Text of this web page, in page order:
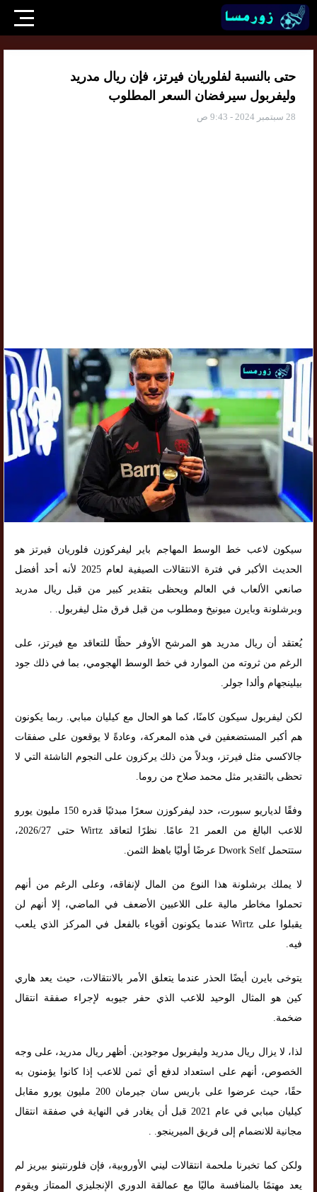
حتى بالنسبة لفلوريان فيرتز، فإن ريال مدريد
وليفربول سيرفضان السعر المطلوب
28 سبتمبر 2024 - 9:43 ص
سيكون لاعب خط الوسط المهاجم باير ليفركوزن فلوريان فيرتز هو
الحديث الأكبر في فترة الانتقالات الصيفية لعام 2025 لأنه أحد أفضل
صانعي الألعاب في العالم ويحظى بتقدير كبير من قبل ريال مدريد
وبرشلونة وبايرن ميونيخ ومطلوب من قبل فرق مثل ليفربول. .
يُعتقد أن ريال مدريد هو المرشح الأوفر حظًا للتعاقد مع فيرتز، على
الرغم من ثروته من الموارد في خط الوسط الهجومي، بما في ذلك جود
بيلينجهام وألدا جولر.
لكن ليفربول سيكون كامنًا، كما هو الحال مع كيليان مبابي. ربما يكونون
هم أكبر المستضعفين في هذه المعركة، وعادةً لا يوقعون على صفقات
جالاكسي مثل فيرتز، وبدلاً من ذلك يركزون على النجوم الناشئة التي لا
تحظى بالتقدير مثل محمد صلاح من روما.
وفقًا لدياريو سبورت، حدد ليفركوزن سعرًا مبدئيًا قدره 150 مليون يورو
للاعب البالغ من العمر 21 عامًا. نظرًا لتعاقد Wirtz حتى 2026/27،
ستتحمل Dwork Self عرضًا أوليًا باهظ الثمن.
لا يملك برشلونة هذا النوع من المال لإنفاقه، وعلى الرغم من أنهم
تحملوا مخاطر مالية على اللاعبين الأضعف في الماضي، إلا أنهم لن
يقبلوا على Wirtz عندما يكونون أقوياء بالفعل في المركز الذي يلعب
فيه.
يتوخى بايرن أيضًا الحذر عندما يتعلق الأمر بالانتقالات، حيث يعد هاري
كين هو المثال الوحيد للاعب الذي حفر جيوبه لإجراء صفقة انتقال
ضخمة.
لذا، لا يزال ريال مدريد وليفربول موجودين. أظهر ريال مدريد، على وجه
الخصوص، أنهم على استعداد لدفع أي ثمن للاعب إذا كانوا يؤمنون به
حقًا، حيث عرضوا على باريس سان جيرمان 200 مليون يورو مقابل
كيليان مبابي في عام 2021 قبل أن يغادر في النهاية في صفقة انتقال
مجانية للانضمام إلى فريق الميرينجو. .
ولكن كما تخبرنا ملحمة انتقالات ليني الأوروبية، فإن فلورنتينو بيريز لم
يعد مهتمًا بالمنافسة ماليًا مع عمالقة الدوري الإنجليزي الممتاز ويقوم